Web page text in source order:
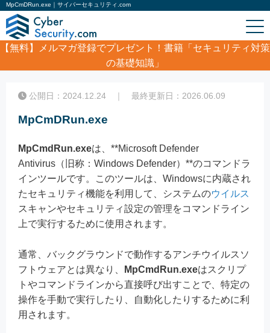
MpCmDRun.exe｜サイバーセキュリティ.com
【無料】
メルマガ登録でプレゼント！書籍「セキュリティ対策
の基礎知識」
MpCmDRun.exe
公開日：2024.12.24 ｜ 最終更新日：2026.06.09
MpCmDRun.exe
MpCmdRun.exeは、**Microsoft Defender
Antivirus（旧称：Windows Defender）**のコマンドラ
インツールです。このツールは、Windowsに内蔵され
たセキュリティ機能を利用して、システムのウイルス
スキャンやセキュリティ設定の管理をコマンドライン
上で実行するために使用されます。
通常、バックグラウンドで動作するアンチウイルスソ
フトウェアとは異なり、
MpCmdRun.exeはスクリプ
トやコマンドラインから直接呼び出すことで、特定の
操作を手動で実行したり、自動化したりするために利
用されます。